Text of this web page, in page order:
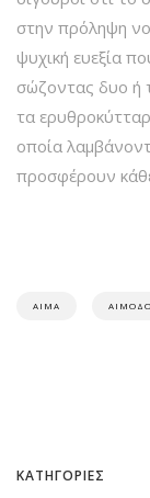
στην πρόληψη
ψυχική ευεξία
σώζοντας δυο ή
τα
οποία
προσφέρουν
ΑΊΜΑ
ΚΑΤΗΓΟΡΙΕΣ